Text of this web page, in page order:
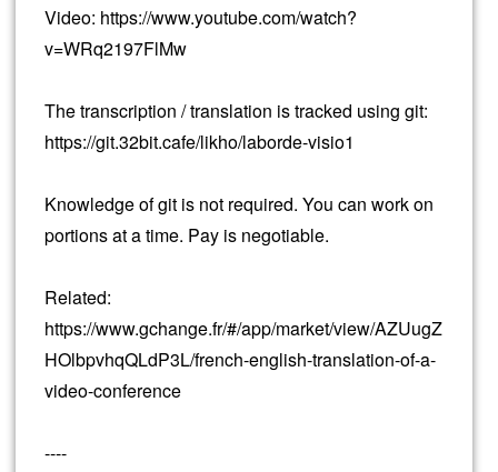
Video: https://www.youtube.com/watch?
v=WRq2197FlMw
The transcription / translation is tracked using git:
https://git.32bit.cafe/likho/laborde-visio1
Knowledge of git is not required. You can work on
portions at a time. Pay is negotiable.
Related:
https://www.gchange.fr/#/app/market/view/AZUugZ
HOlbpvhqQLdP3L/french-english-translation-of-a-
video-conference
----